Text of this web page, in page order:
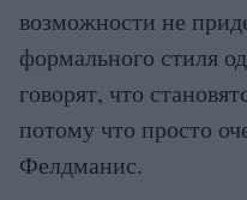
возможности не
формального стиля
говорят, что
потому что просто
Фелдманис.